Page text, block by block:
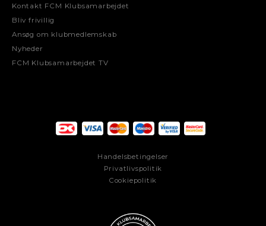
Kontakt FCM Klubsamarbejdet
Bliv frivillig
Ansøg om klubmedlemskab
Nyheder
FCM Klubsamarbejdet TV
Handelsbetingelser
Privatlivspolitik
Cookiepolitik